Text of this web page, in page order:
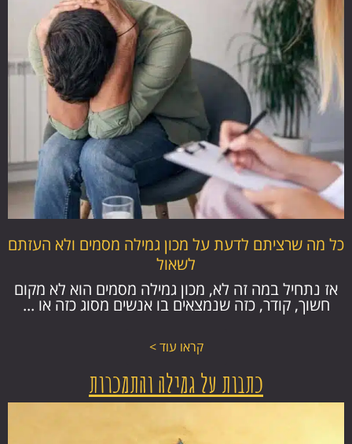
כל מה שרציתם לדעת על מכון גמילה מסמים ולא העזתם
לשאול
אז נתחיל במה זה לא, מכון גמילה מסמים הוא לא מקום
חשוך, קודר, כזה שנמצאים בו אנשים מסוג כזה או ...
קראו עוד >
כתבות על גמילה והתמכרות